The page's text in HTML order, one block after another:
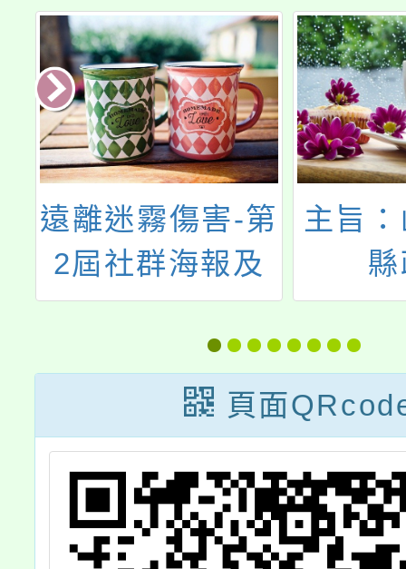
主旨：函轉苗栗
縣政府
「【rangu】
115年度第二屆
全國原住民族樂
舞競賽」活動簡
章，請查照。
主旨
辦理
線
車集
加碼
傳資
1份，
助宣
頁面